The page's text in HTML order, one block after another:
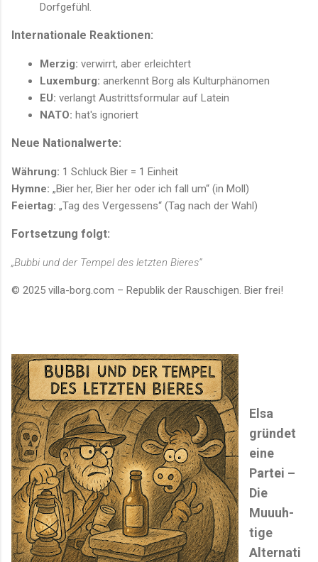
Dorfgefühl.
Internationale Reaktionen:
Merzig: verwirrt, aber erleichtert
Luxemburg: anerkennt Borg als Kulturphänomen
EU: verlangt Austrittsformular auf Latein
NATO: hat's ignoriert
Neue Nationalwerte:
Währung: 1 Schluck Bier = 1 Einheit
Hymne: „Bier her, Bier her oder ich fall um“ (in Moll)
Feiertag: „Tag des Vergessens“ (Tag nach der Wahl)
Fortsetzung folgt:
„Bubbi und der Tempel des letzten Bieres“
© 2025 villa-borg.com – Republik der Rauschigen. Bier frei!
Elsa
gründet
eine
Partei –
Die
Muuuh-
tige
Alternati